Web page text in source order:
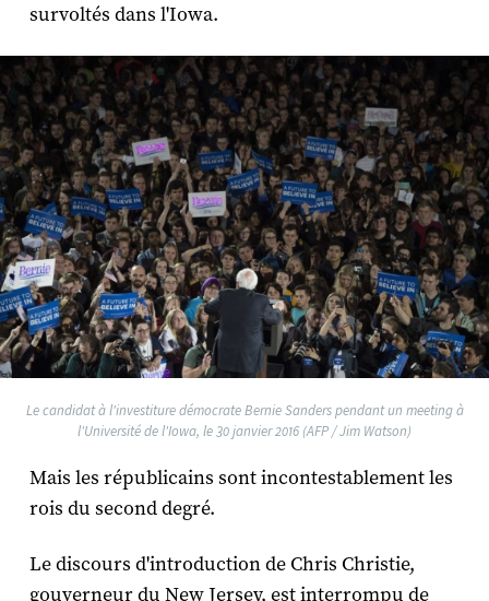
survoltés dans l'Iowa.
Le candidat à l'investiture démocrate Bernie Sanders pendant un meeting à
l'Université de l'Iowa, le 30 janvier 2016 (AFP / Jim Watson)
Mais les républicains sont incontestablement les
rois du second degré.
Le discours d'introduction de Chris Christie,
gouverneur du New Jersey, est interrompu de